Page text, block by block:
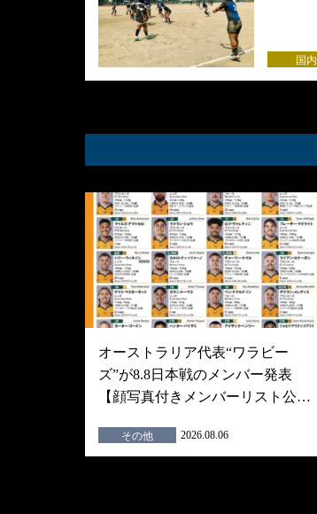
国内
オーストラリア代表“ワラビー
ズ”が8.8日本戦のメンバー発表
【顔写真付きメンバーリスト公…
その他 2026.08.06